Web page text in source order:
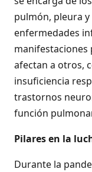
pulmón, pleura
enfermedades
manifestaciones
afectan a otros,
insuficiencia
trastornos
función
Pilares en la
Durante la